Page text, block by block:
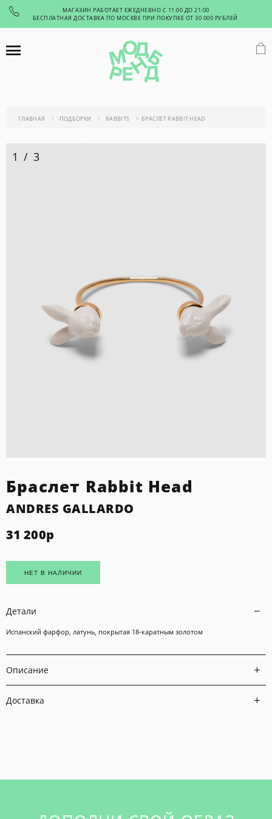
МАГАЗИН РАБОТАЕТ ЕЖЕДНЕВНО С 11:00 ДО 21:00
БЕСПЛАТНАЯ ДОСТАВКА ПО МОСКВЕ ПРИ ПОКУПКЕ ОТ 30 000 РУБЛЕЙ
ГЛАВНАЯ ПОДБОРКИ RABBITS БРАСЛЕТ RABBIT HEAD
1 / 3
Браслет Rabbit Head
ANDRES GALLARDO
31 200р
НЕТ В НАЛИЧИИ
Детали
Испанский фарфор, латунь, покрытая 18-каратным золотом
Описание
Доставка